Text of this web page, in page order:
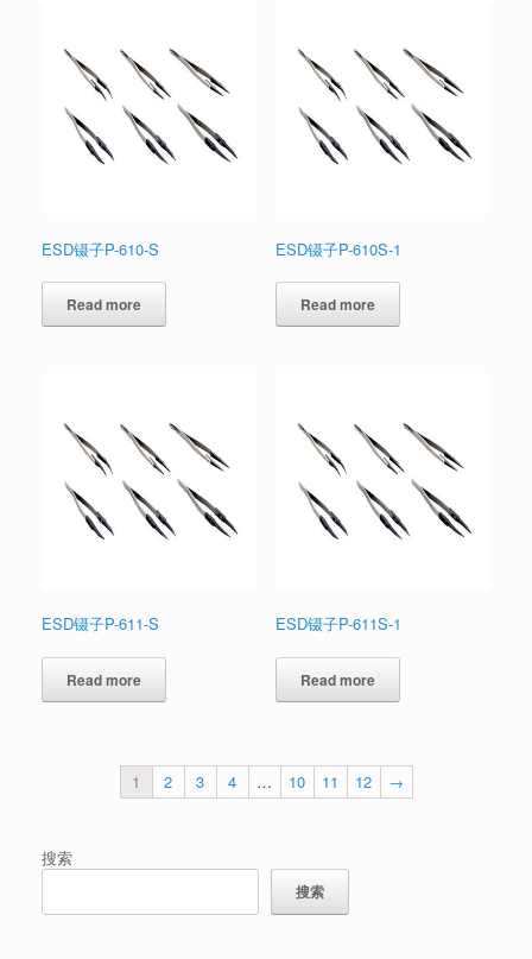
ESD镊子P-610-S
Read more
ESD镊子P-610S-1
Read more
ESD镊子P-611-S
Read more
ESD镊子P-611S-1
Read more
1 2 3 4 … 10 11 12 →
搜索
搜索